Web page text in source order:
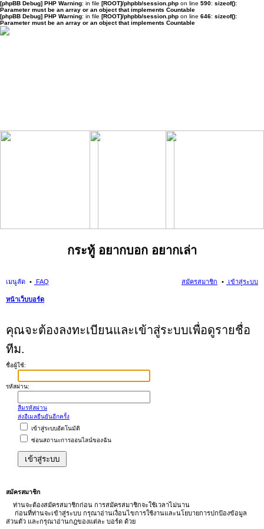
[phpBB Debug] PHP Warning: in file [ROOT]/phpbb/session.php on line 590: sizeof():
Parameter must be an array or an object that implements Countable
[phpBB Debug] PHP Warning: in file [ROOT]/phpbb/session.php on line 646: sizeof():
Parameter must be an array or an object that implements Countable
กระทู้ อยากบอก อยากเล่า
เมนูลัด FAQ เข้าสู่ระบบ
สมัครสมาชิก
หน้าเว็บบอร์ด
คุณจะต้องลงทะเบียนและเข้าสู่ระบบเพื่อดูรายชื่อ
ทีม.
ชื่อผู้ใช้:
รหัสผ่าน:
ลืมรหัสผ่าน
ส่งอีเมลยืนยันอีกครั้ง
เข้าสู่ระบบอัตโนมัติ
ซ่อนสถานะการออนไลน์ของฉัน
สมัครสมาชิก
ท่านจะต้องสมัครสมาชิกก่อน การสมัครสมาชิกจะใช้เวลาไม่นาน
ก่อนที่ท่านจะเข้าสู่ระบบ กรุณาอ่านเงื่อนไขการใช้งานและนโยบายการปกป้องข้อมูล
ส่วนตัว และกรุณาอ่านกฎของแต่ละ บอร์ด ด้วย